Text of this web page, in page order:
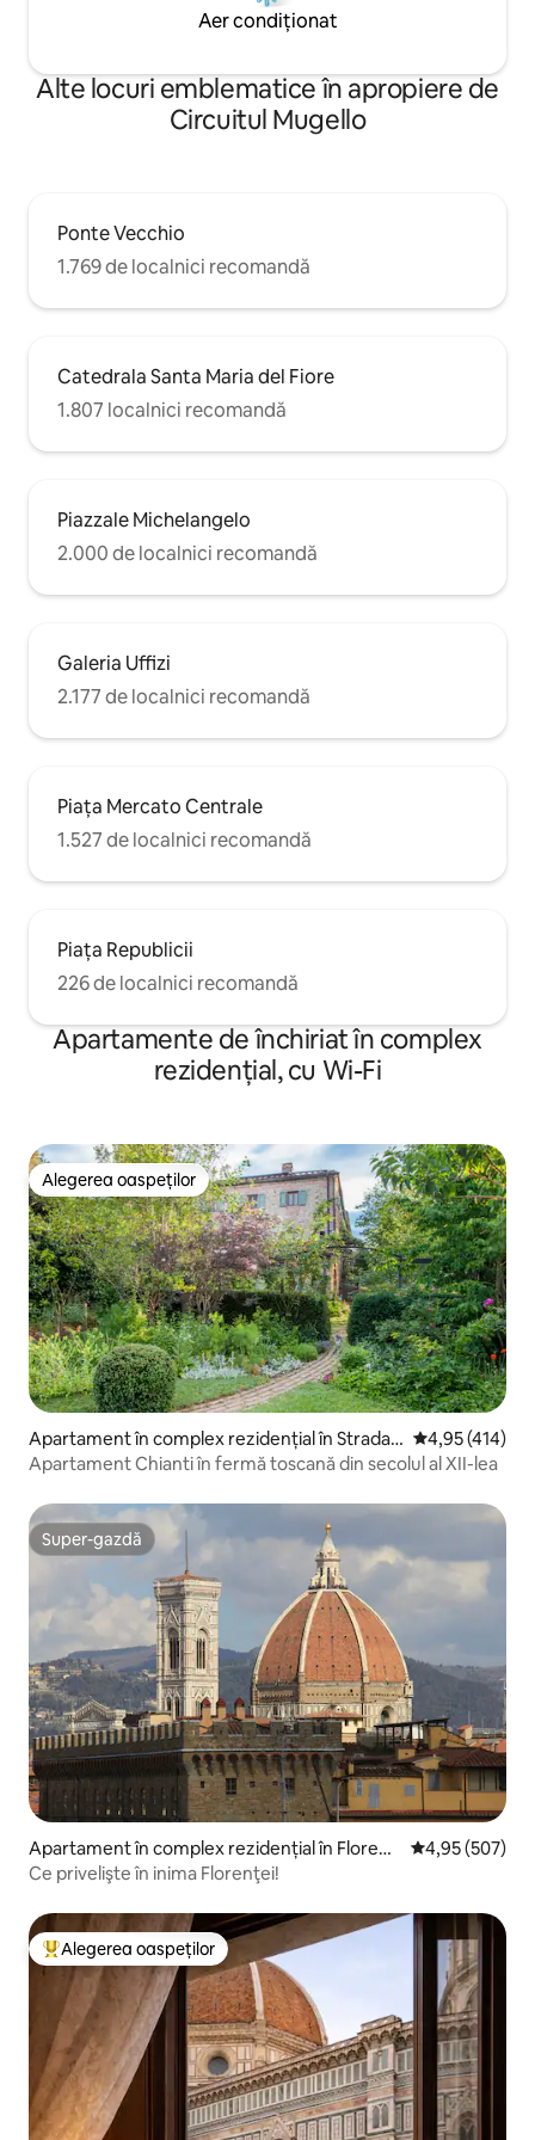
Aer condiționat
Alte locuri emblematice în apropiere de
Circuitul Mugello
Ponte Vecchio
1.769 de localnici recomandă
Catedrala Santa Maria del Fiore
1.807 localnici recomandă
Piazzale Michelangelo
2.000 de localnici recomandă
Galeria Uffizi
2.177 de localnici recomandă
Piața Mercato Centrale
1.527 de localnici recomandă
Piața Republicii
226 de localnici recomandă
Apartamente de închiriat în complex
rezidențial, cu Wi-Fi
Alegerea oaspeților
Alegerea oaspeților
Apartament în complex rezidențial în Strada I
n Chianti
Scor mediu de
4,95 (414)
Apartament Chianti în fermă toscană din secolul al XII-lea
Super-gazdă
Super-gazdă
Apartament în complex rezidențial în Florenț
a
Scor mediu de
4,95 (507)
Ce privelişte în inima Florenţei!
Locuință din topul categoriei Alegerea oaspeților
Alegerea oaspeților